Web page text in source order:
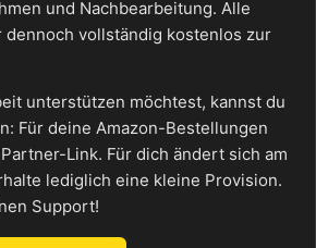
und Nachbearbeitung. Alle
dennoch vollständig kostenlos zur
unterstützen möchtest, kannst du
Für deine Amazon-Bestellungen
Link. Für dich ändert sich am
lediglich eine kleine Provision.
Support!